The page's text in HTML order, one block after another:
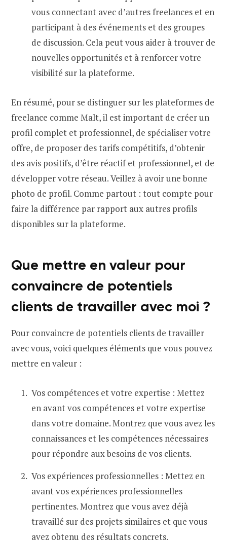
vous connectant avec d’autres freelances et en
participant à des événements et des groupes
de discussion. Cela peut vous aider à trouver de
nouvelles opportunités et à renforcer votre
visibilité sur la plateforme.
En résumé, pour se distinguer sur les plateformes de
freelance comme Malt, il est important de créer un
profil complet et professionnel, de spécialiser votre
offre, de proposer des tarifs compétitifs, d’obtenir
des avis positifs, d’être réactif et professionnel, et de
développer votre réseau. Veillez à avoir une bonne
photo de profil. Comme partout : tout compte pour
faire la différence par rapport aux autres profils
disponibles sur la plateforme.
Que mettre en valeur pour
convaincre de potentiels
clients de travailler avec moi ?
Pour convaincre de potentiels clients de travailler
avec vous, voici quelques éléments que vous pouvez
mettre en valeur :
Vos compétences et votre expertise : Mettez
en avant vos compétences et votre expertise
dans votre domaine. Montrez que vous avez les
connaissances et les compétences nécessaires
pour répondre aux besoins de vos clients.
Vos expériences professionnelles : Mettez en
avant vos expériences professionnelles
pertinentes. Montrez que vous avez déjà
travaillé sur des projets similaires et que vous
avez obtenu des résultats concrets.